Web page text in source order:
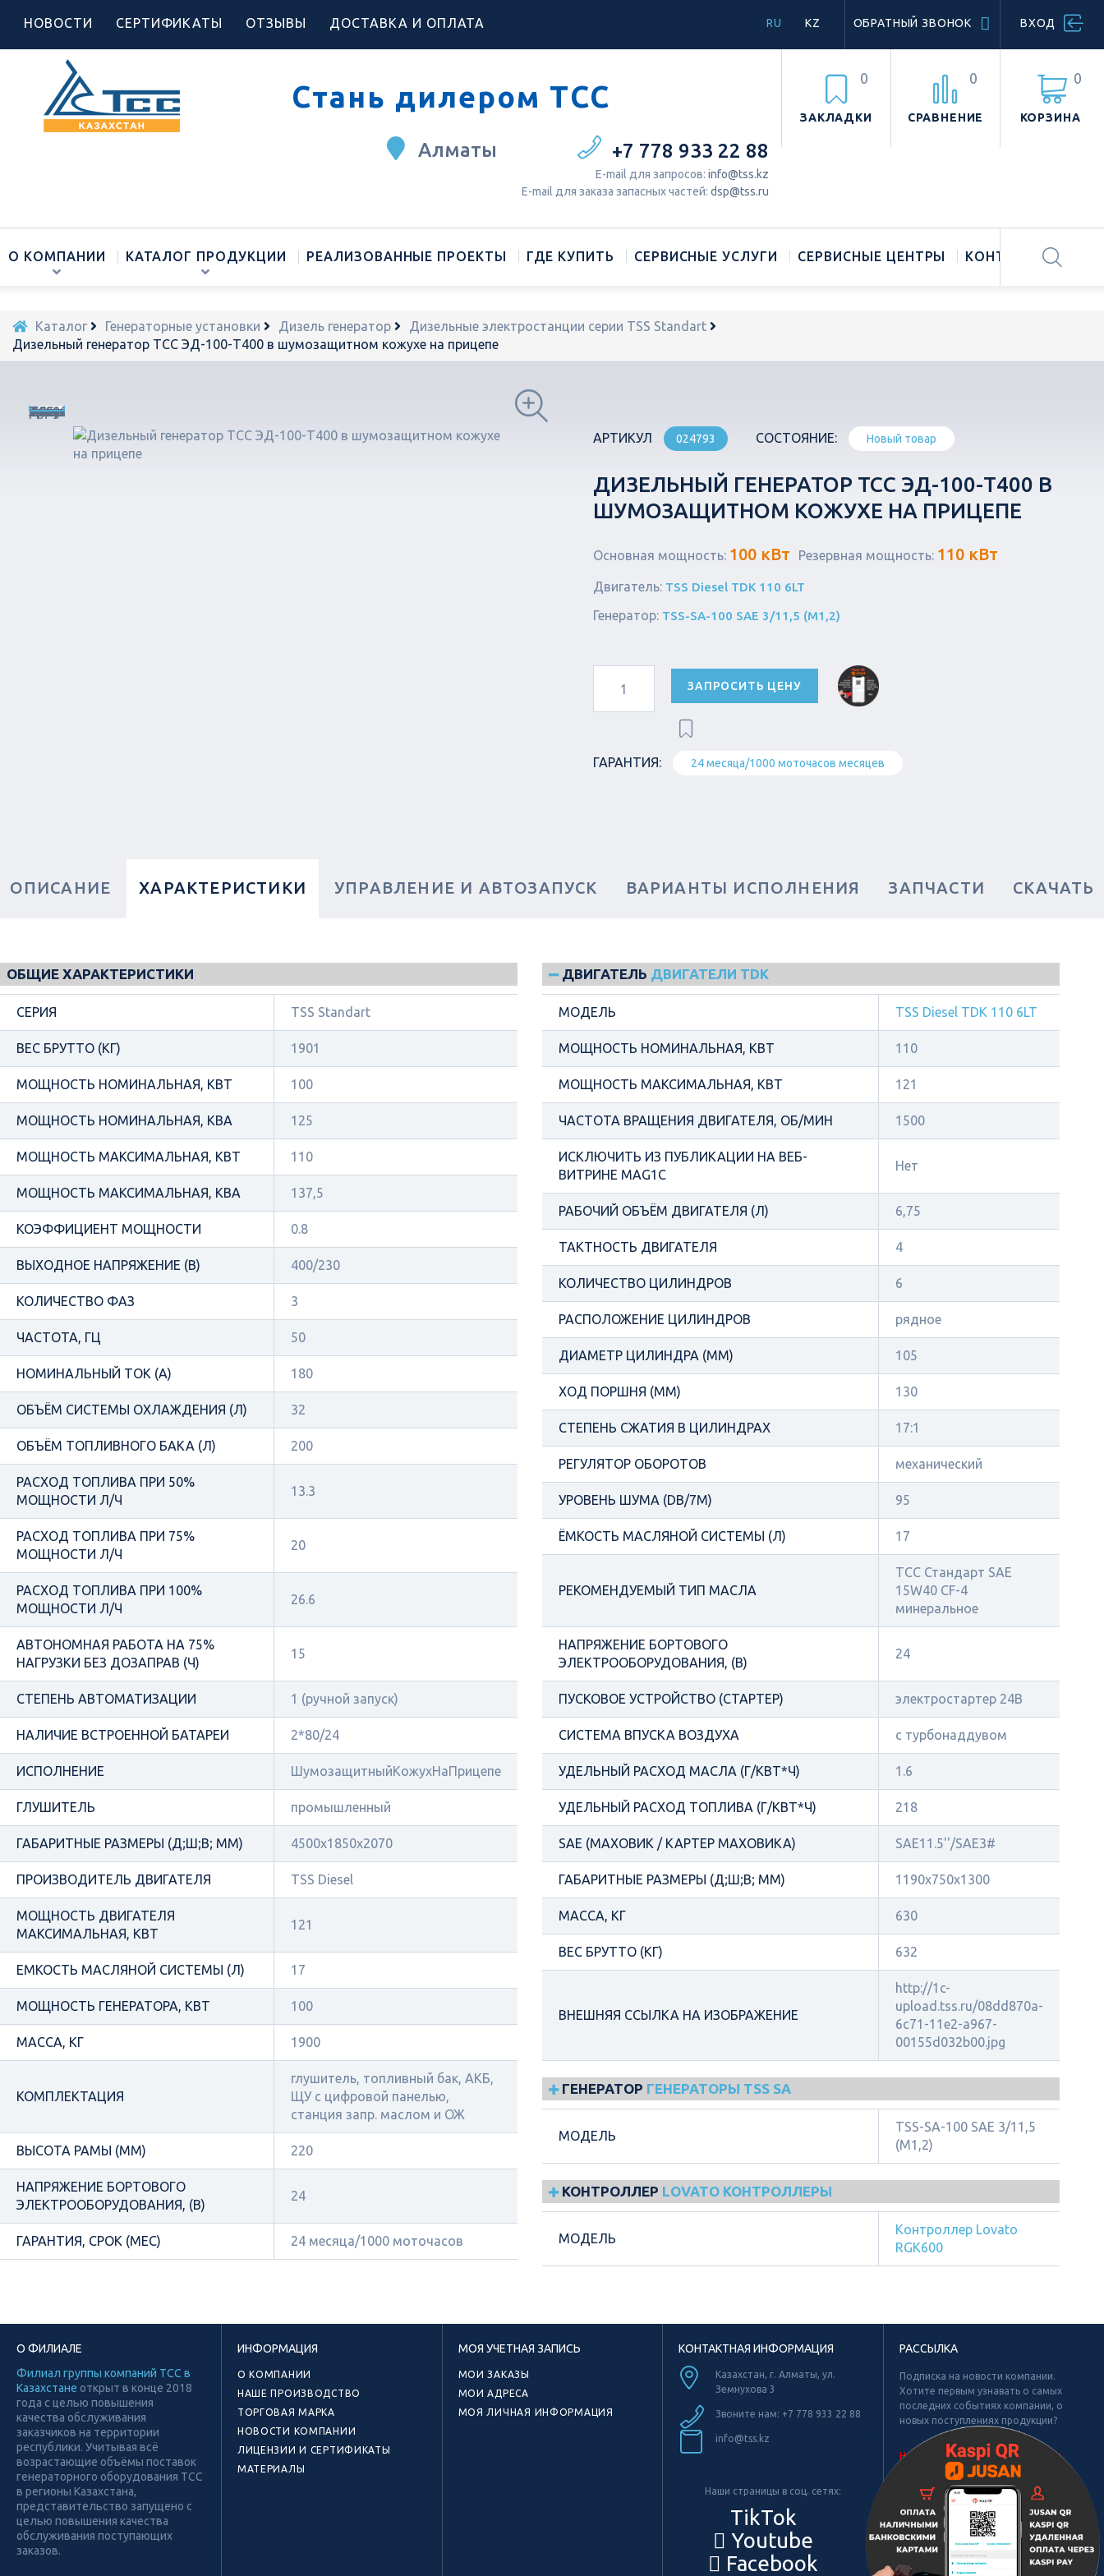
НОВОСТИ СЕРТИФИКАТЫ ОТЗЫВЫ ДОСТАВКА И ОПЛАТА ВХОД
ОБРАТНЫЙ ЗВОНОК
RU KZ
Стань дилером ТСС
КОРЗИНА
0
ЗАКЛАДКИ
0
СРАВНЕНИЕ
0
+7 778 933 22 88
Е-mail для запросов: info@tss.kz
Е-mail для заказа запасных частей: dsp@tss.ru
Алматы
О КОМПАНИИ КАТАЛОГ ПРОДУКЦИИ РЕАЛИЗОВАННЫЕ ПРОЕКТЫ ГДЕ КУПИТЬ СЕРВИСНЫЕ УСЛУГИ СЕРВИСНЫЕ ЦЕНТРЫ КОНТАКТЫ
Каталог Генераторные установки Дизель генератор
Дизельные электростанции серии TSS Standart
Дизельный генератор ТСС ЭД-100-Т400 в шумозащитном кожухе на прицепе
АРТИКУЛ 024793 СОСТОЯНИЕ: Новый товар
ДИЗЕЛЬНЫЙ ГЕНЕРАТОР ТСС ЭД-100-Т400 В
ШУМОЗАЩИТНОМ КОЖУХЕ НА ПРИЦЕПЕ
Основная мощность: 100 кВт Резервная мощность: 110 кВт
Двигатель: TSS Diesel TDK 110 6LT
Генератор: TSS-SA-100 SAE 3/11,5 (М1,2)
ЗАПРОСИТЬ ЦЕНУ
ГАРАНТИЯ: 24 месяца/1000 моточасов месяцев
ОПИСАНИЕ ХАРАКТЕРИСТИКИ УПРАВЛЕНИЕ И АВТОЗАПУСК ВАРИАНТЫ ИСПОЛНЕНИЯ ЗАПЧАСТИ СКАЧАТЬ
ОБЩИЕ ХАРАКТЕРИСТИКИ
СЕРИЯ TSS Standart
ВЕС БРУТТО (КГ) 1901
МОЩНОСТЬ НОМИНАЛЬНАЯ, КВТ 100
МОЩНОСТЬ НОМИНАЛЬНАЯ, КВА 125
МОЩНОСТЬ МАКСИМАЛЬНАЯ, КВТ 110
МОЩНОСТЬ МАКСИМАЛЬНАЯ, КВА 137,5
КОЭФФИЦИЕНТ МОЩНОСТИ 0.8
ВЫХОДНОЕ НАПРЯЖЕНИЕ (В) 400/230
КОЛИЧЕСТВО ФАЗ 3
ЧАСТОТА, ГЦ 50
НОМИНАЛЬНЫЙ ТОК (А) 180
ОБЪЁМ СИСТЕМЫ ОХЛАЖДЕНИЯ (Л) 32
ОБЪЁМ ТОПЛИВНОГО БАКА (Л) 200
РАСХОД ТОПЛИВА ПРИ 50%
МОЩНОСТИ Л/Ч
13.3
РАСХОД ТОПЛИВА ПРИ 75%
МОЩНОСТИ Л/Ч
20
РАСХОД ТОПЛИВА ПРИ 100%
МОЩНОСТИ Л/Ч
26.6
АВТОНОМНАЯ РАБОТА НА 75%
НАГРУЗКИ БЕЗ ДОЗАПРАВ (Ч)
15
СТЕПЕНЬ АВТОМАТИЗАЦИИ 1 (ручной запуск)
НАЛИЧИЕ ВСТРОЕННОЙ БАТАРЕИ 2*80/24
ИСПОЛНЕНИЕ ШумозащитныйКожухНаПрицепе
ГЛУШИТЕЛЬ промышленный
ГАБАРИТНЫЕ РАЗМЕРЫ (Д;Ш;В; ММ) 4500x1850x2070
ПРОИЗВОДИТЕЛЬ ДВИГАТЕЛЯ TSS Diesel
МОЩНОСТЬ ДВИГАТЕЛЯ
МАКСИМАЛЬНАЯ, КВТ
121
ЕМКОСТЬ МАСЛЯНОЙ СИСТЕМЫ (Л) 17
МОЩНОСТЬ ГЕНЕРАТОРА, КВТ 100
МАССА, КГ 1900
КОМПЛЕКТАЦИЯ
глушитель, топливный бак, АКБ,
ЩУ с цифровой панелью,
станция запр. маслом и ОЖ
ВЫСОТА РАМЫ (ММ) 220
НАПРЯЖЕНИЕ БОРТОВОГО
ЭЛЕКТРООБОРУДОВАНИЯ, (В)
24
ГАРАНТИЯ, СРОК (МЕС) 24 месяца/1000 моточасов
ДВИГАТЕЛЬ ДВИГАТЕЛИ TDK
МОДЕЛЬ TSS Diesel TDK 110 6LT
МОЩНОСТЬ НОМИНАЛЬНАЯ, КВТ 110
МОЩНОСТЬ МАКСИМАЛЬНАЯ, КВТ 121
ЧАСТОТА ВРАЩЕНИЯ ДВИГАТЕЛЯ, ОБ/МИН 1500
ИСКЛЮЧИТЬ ИЗ ПУБЛИКАЦИИ НА ВЕБ-
ВИТРИНЕ MAG1C
Нет
РАБОЧИЙ ОБЪЁМ ДВИГАТЕЛЯ (Л) 6,75
ТАКТНОСТЬ ДВИГАТЕЛЯ 4
КОЛИЧЕСТВО ЦИЛИНДРОВ 6
РАСПОЛОЖЕНИЕ ЦИЛИНДРОВ рядное
ДИАМЕТР ЦИЛИНДРА (ММ) 105
ХОД ПОРШНЯ (ММ) 130
СТЕПЕНЬ СЖАТИЯ В ЦИЛИНДРАХ 17:1
РЕГУЛЯТОР ОБОРОТОВ механический
УРОВЕНЬ ШУМА (DB/7М) 95
ЁМКОСТЬ МАСЛЯНОЙ СИСТЕМЫ (Л) 17
РЕКОМЕНДУЕМЫЙ ТИП МАСЛА
ТСС Стандарт SAE
15W40 CF-4
минеральное
НАПРЯЖЕНИЕ БОРТОВОГО
ЭЛЕКТРООБОРУДОВАНИЯ, (В)
24
ПУСКОВОЕ УСТРОЙСТВО (СТАРТЕР) электростартер 24В
СИСТЕМА ВПУСКА ВОЗДУХА с турбонаддувом
УДЕЛЬНЫЙ РАСХОД МАСЛА (Г/КВТ*Ч) 1.6
УДЕЛЬНЫЙ РАСХОД ТОПЛИВА (Г/КВТ*Ч) 218
SAE (МАХОВИК / КАРТЕР МАХОВИКА) SAE11.5''/SAE3#
ГАБАРИТНЫЕ РАЗМЕРЫ (Д;Ш;В; ММ) 1190x750x1300
МАССА, КГ 630
ВЕС БРУТТО (КГ) 632
ВНЕШНЯЯ ССЫЛКА НА ИЗОБРАЖЕНИЕ
http://1c-
upload.tss.ru/08dd870a-
6c71-11e2-a967-
00155d032b00.jpg
ГЕНЕРАТОР ГЕНЕРАТОРЫ TSS SA
МОДЕЛЬ
TSS-SA-100 SAE 3/11,5
(М1,2)
КОНТРОЛЛЕР LOVATO КОНТРОЛЛЕРЫ
МОДЕЛЬ
Контроллер Lovato
RGK600
О ФИЛИАЛЕ
Филиал группы компаний ТСС в
Казахстане открыт в конце 2018
года с целью повышения
качества обслуживания
заказчиков на территории
республики. Учитывая всё
возрастающие объёмы поставок
генераторного оборудования ТСС
в регионы Казахстана,
представительство запущено с
целью повышения качества
обслуживания поступающих
заказов.
ИНФОРМАЦИЯ
О КОМПАНИИ
НАШЕ ПРОИЗВОДСТВО
ТОРГОВАЯ МАРКА
НОВОСТИ КОМПАНИИ
ЛИЦЕНЗИИ И СЕРТИФИКАТЫ
МАТЕРИАЛЫ
МОЯ УЧЕТНАЯ ЗАПИСЬ
МОИ ЗАКАЗЫ
МОИ АДРЕСА
МОЯ ЛИЧНАЯ ИНФОРМАЦИЯ
КОНТАКТНАЯ ИНФОРМАЦИЯ
Казахстан, г. Алматы, ул.
Земнухова 3
Звоните нам: +7 778 933 22 88
info@tss.kz
Наши страницы в соц. сетях:
TikTok
Youtube
Facebook
РАССЫЛКА
Подписка на новости компании.
Хотите первым узнавать о самых
последних событиях компании, о
новых поступлениях продукции?
Не найдено рубрик для подписки.